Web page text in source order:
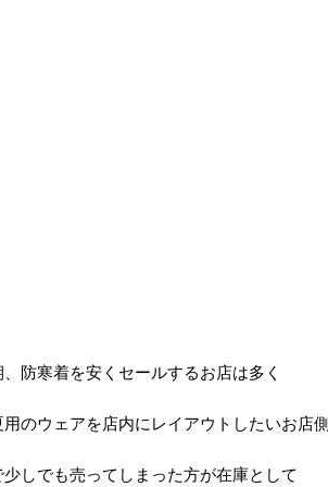
、防寒着を安くセールするお店は多く
のウェアを店内にレイアウトしたいお店
少しでも売ってしまった方が在庫として